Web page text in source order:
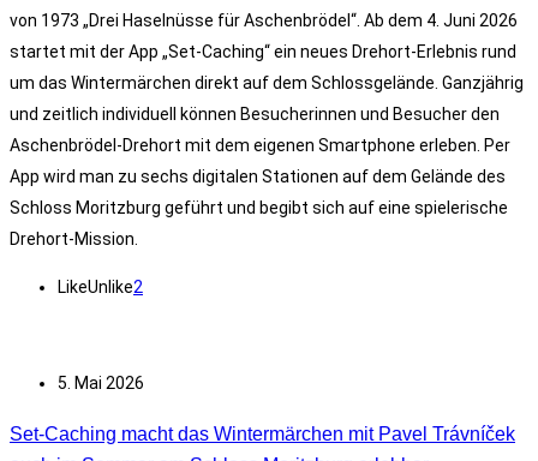
von 1973 „Drei Haselnüsse für Aschenbrödel“. Ab dem 4. Juni 2026
startet mit der App „Set-Caching“ ein neues Drehort-Erlebnis rund
um das Wintermärchen direkt auf dem Schlossgelände. Ganzjährig
und zeitlich individuell können Besucherinnen und Besucher den
Aschenbrödel-Drehort mit dem eigenen Smartphone erleben. Per
App wird man zu sechs digitalen Stationen auf dem Gelände des
Schloss Moritzburg geführt und begibt sich auf eine spielerische
Drehort-Mission.
LikeUnlike2
5. Mai 2026
Set-Caching macht das Wintermärchen mit Pavel Trávníček